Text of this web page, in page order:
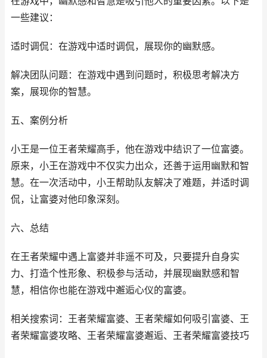
一些建议：
适时调侃：在游戏中适时调侃，展现你的幽默感。
解决团队问题：在游戏中遇到问题时，积极思考解决方
案，展现你的智慧。
五、案例分析
小王是一位王者荣耀高手，他在游戏中结识了一位富婆。
原来，小王在游戏中不仅实力出众，还善于运用幽默和智
慧。在一次活动中，小王帮助队友解决了难题，并适时调
侃，让富婆对他印象深刻。
六、总结
在王者荣耀中遇上富婆并非遥不可及，只要提升自身实
力、打造个性形象、积极参与活动，并展现幽默感和智
慧，相信你也能在游戏中邂逅心仪的富婆。
相关搜索词：王者荣耀富婆、王者荣耀如何吸引富婆、王
者荣耀富婆攻略、王者荣耀富婆邂逅、王者荣耀富婆技巧